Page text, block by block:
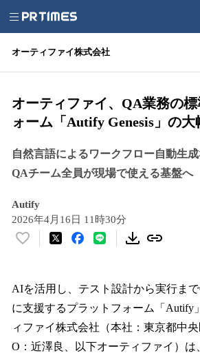
オーティファイ株式会社
オーティファイ、QA業務の
ォーム「Autify Genesis」の
自然言語によるワークフロー自動生成
QAチーム全員が現場で使える基盤へ
Autify
2026年4月16日 11時30分
い
！
数
を
読
み
AIを活用し、テスト設計から実行ま
に支援するプラットフォーム「Autify
ィファイ株式会社（本社：東京都中
O：近澤良、以下オーティファイ）は